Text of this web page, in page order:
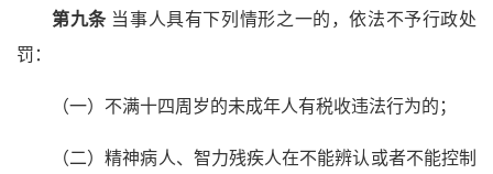
第九条 当事人具有下列情形之一的，依法不予行政处
罚：
（一）不满十四周岁的未成年人有税收违法行为的；
（二）精神病人、智力残疾人在不能辨认或者不能控制